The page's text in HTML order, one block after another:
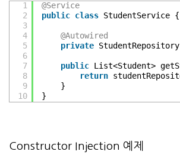
1
2
3
4
5
6
7
8
9
10
@Service
public class StudentService {
@Autowired
private
public List<Student>
return
}
}
Constructor Injection 예제